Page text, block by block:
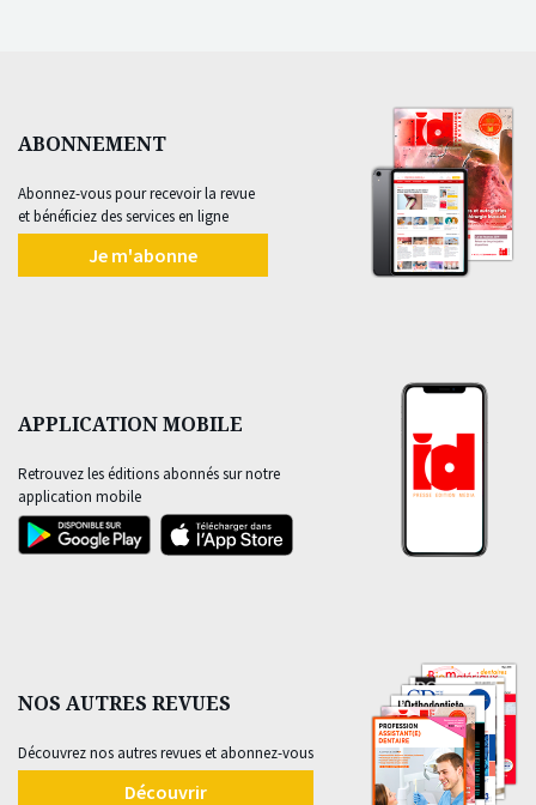
ABONNEMENT
Abonnez-vous pour recevoir la revue
et bénéficiez des services en ligne
Je m'abonne
APPLICATION MOBILE
Retrouvez les éditions abonnés sur notre
application mobile
NOS AUTRES REVUES
Découvrez nos autres revues et abonnez-vous
Découvrir